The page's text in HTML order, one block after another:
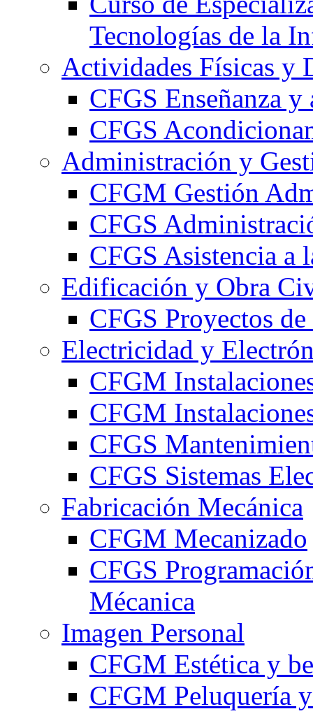
Tecnologías de la
Actividades Físicas y
CFGS Enseñanza
CFGS
Administración y
CFGM Gestión
CFGS
CFGS Asistencia a
Edificación y Obra
CFGS Proyectos
Electricidad y
CFGM
CFGM
CFGS
CFGS Sistemas
Fabricación Mecánica
CFGM Mecanizado
CFGS
Mécanica
Imagen Personal
CFGM Estética y
CFGM Peluquería